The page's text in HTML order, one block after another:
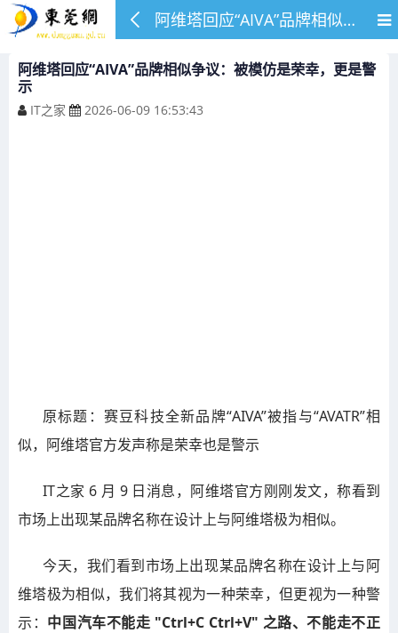
阿维塔回应“AIVA”品牌相似争议：被模仿是荣幸，更是警示
阿维塔回应“AIVA”品牌相似争议：被模仿是荣幸，更是警
示
IT之家 2026-06-09 16:53:43
原标题：赛豆科技全新品牌“AIVA”被指与“AVATR”相
似，阿维塔官方发声称是荣幸也是警示
IT之家 6 月 9 日消息，阿维塔官方刚刚发文，称看到
市场上出现某品牌名称在设计上与阿维塔极为相似。
今天，我们看到市场上出现某品牌名称在设计上与阿
维塔极为相似，我们将其视为一种荣幸，但更视为一种警
示： 中国汽车不能走 "Ctrl+C Ctrl+V" 之路、不能走不正